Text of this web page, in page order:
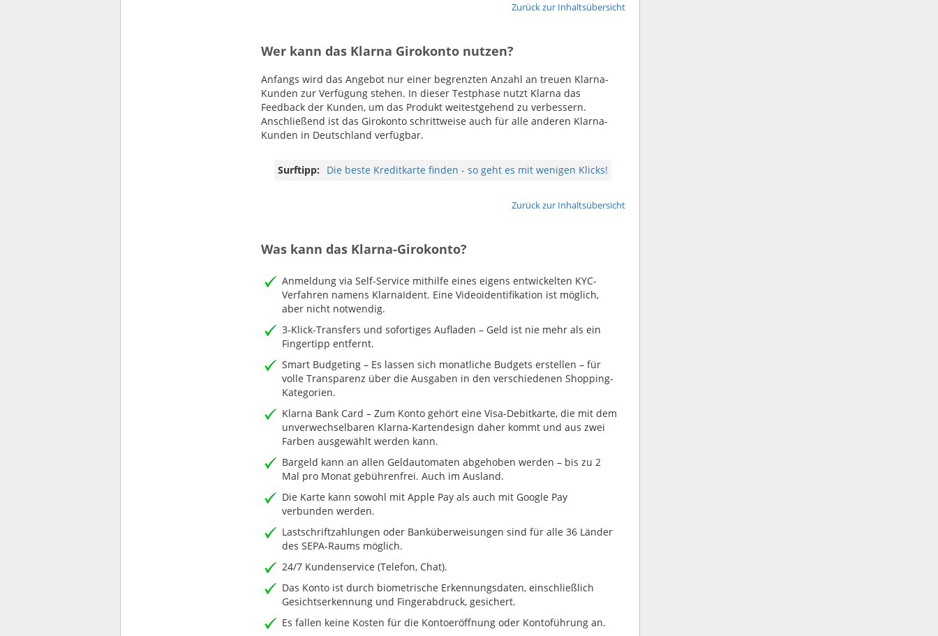
Zurück zur Inhaltsübersicht
Wer kann das Klarna Girokonto nutzen?
Anfangs wird das Angebot nur einer begrenzten Anzahl an treuen Klarna-
Kunden zur Verfügung stehen. In dieser Testphase nutzt Klarna das
Feedback der Kunden, um das Produkt weitestgehend zu verbessern.
Anschließend ist das Girokonto schrittweise auch für alle anderen Klarna-
Kunden in Deutschland verfügbar.
Surftipp: Die beste Kreditkarte finden - so geht es mit wenigen Klicks!
Zurück zur Inhaltsübersicht
Was kann das Klarna-Girokonto?
Anmeldung via Self-Service mithilfe eines eigens entwickelten KYC-
Verfahren namens KlarnaIdent. Eine Videoidentifikation ist möglich,
aber nicht notwendig.
3-Klick-Transfers und sofortiges Aufladen – Geld ist nie mehr als ein
Fingertipp entfernt.
Smart Budgeting – Es lassen sich monatliche Budgets erstellen – für
volle Transparenz über die Ausgaben in den verschiedenen Shopping-
Kategorien.
Klarna Bank Card – Zum Konto gehört eine Visa-Debitkarte, die mit dem
unverwechselbaren Klarna-Kartendesign daher kommt und aus zwei
Farben ausgewählt werden kann.
Bargeld kann an allen Geldautomaten abgehoben werden – bis zu 2
Mal pro Monat gebührenfrei. Auch im Ausland.
Die Karte kann sowohl mit Apple Pay als auch mit Google Pay
verbunden werden.
Lastschriftzahlungen oder Banküberweisungen sind für alle 36 Länder
des SEPA-Raums möglich.
24/7 Kundenservice (Telefon, Chat).
Das Konto ist durch biometrische Erkennungsdaten, einschließlich
Gesichtserkennung und Fingerabdruck, gesichert.
Es fallen keine Kosten für die Kontoeröffnung oder Kontoführung an.